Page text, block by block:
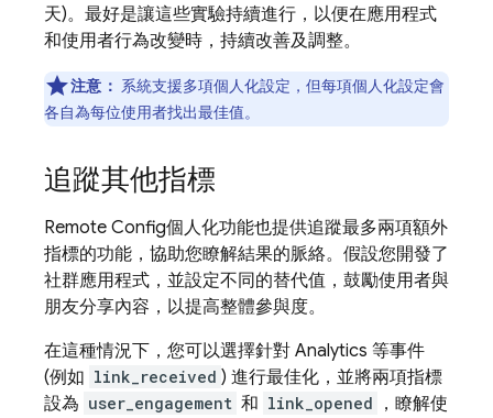
天)。最好是讓這些實驗持續進行，以便在應用程式
和使用者行為改變時，持續改善及調整。
注意： 系統支援多項個人化設定，但每項個人化設定會
各自為每位使用者找出最佳值。
追蹤其他指標
Remote Config個人化功能也提供追蹤最多兩項額外
指標的功能，協助您瞭解結果的脈絡。假設您開發了
社群應用程式，並設定不同的替代值，鼓勵使用者與
朋友分享內容，以提高整體參與度。
在這種情況下，您可以選擇針對 Analytics 等事件
(例如 link_received ) 進行最佳化，並將兩項指標
設為 user_engagement 和 link_opened
，瞭解使